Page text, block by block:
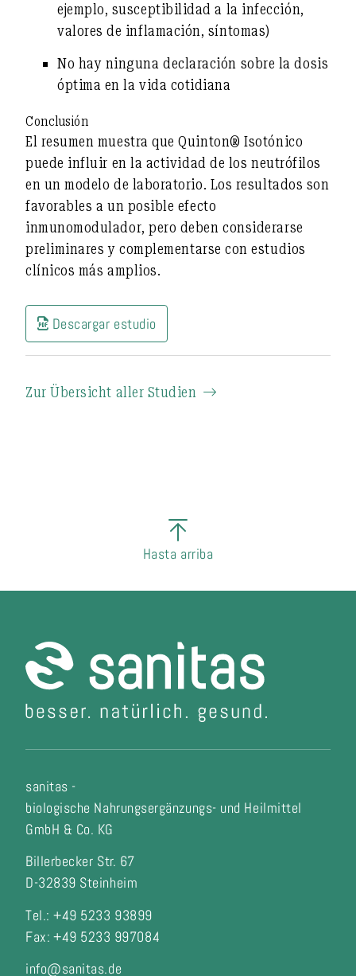
ejemplo, susceptibilidad a la infección,
valores de inflamación, síntomas)
No hay ninguna declaración sobre la dosis
óptima en la vida cotidiana
Conclusión
El resumen muestra que Quinton® Isotónico
puede influir en la actividad de los neutrófilos
en un modelo de laboratorio. Los resultados son
favorables a un posible efecto
inmunomodulador, pero deben considerarse
preliminares y complementarse con estudios
clínicos más amplios.
Descargar estudio
Zur Übersicht aller Studien
Hasta arriba
sanitas -
biologische Nahrungsergänzungs- und Heilmittel
GmbH & Co. KG
Billerbecker Str. 67
D-32839 Steinheim
Tel.: +49 5233 93899
Fax: +49 5233 997084
info@sanitas.de